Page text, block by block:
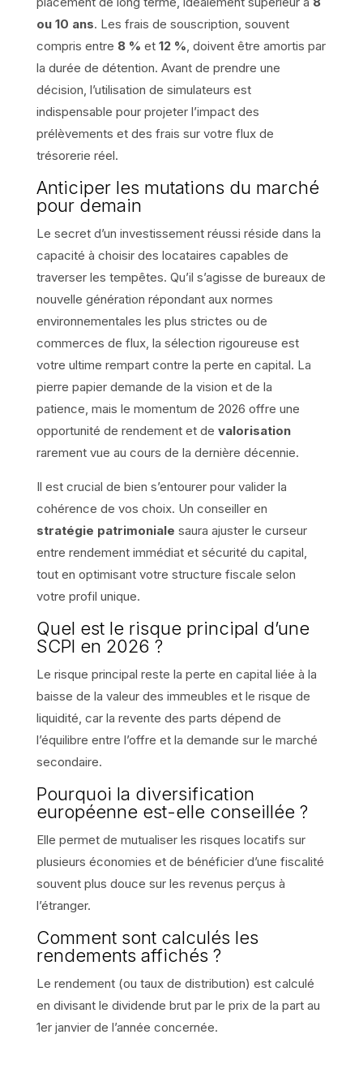
ou 10 ans. Les frais de souscription, souvent
compris entre 8 % et 12 % , doivent être amortis par
la durée de détention. Avant de prendre une
décision, l’utilisation de simulateurs est
indispensable pour projeter l’impact des
prélèvements et des frais sur votre flux de
trésorerie réel.
Anticiper les mutations du marché
pour demain
Le secret d’un investissement réussi réside dans la
capacité à choisir des locataires capables de
traverser les tempêtes. Qu’il s’agisse de bureaux de
nouvelle génération répondant aux normes
environnementales les plus strictes ou de
commerces de flux, la sélection rigoureuse est
votre ultime rempart contre la perte en capital. La
pierre papier demande de la vision et de la
patience, mais le momentum de 2026 offre une
opportunité de rendement et de valorisation
rarement vue au cours de la dernière décennie.
Il est crucial de bien s’entourer pour valider la
cohérence de vos choix. Un conseiller en
stratégie patrimoniale saura ajuster le curseur
entre rendement immédiat et sécurité du capital,
tout en optimisant votre structure fiscale selon
votre profil unique.
Quel est le risque principal d’une
SCPI en 2026 ?
Le risque principal reste la perte en capital liée à la
baisse de la valeur des immeubles et le risque de
liquidité, car la revente des parts dépend de
l’équilibre entre l’offre et la demande sur le marché
secondaire.
Pourquoi la diversification
européenne est-elle conseillée ?
Elle permet de mutualiser les risques locatifs sur
plusieurs économies et de bénéficier d’une fiscalité
souvent plus douce sur les revenus perçus à
l’étranger.
Comment sont calculés les
rendements affichés ?
Le rendement (ou taux de distribution) est calculé
en divisant le dividende brut par le prix de la part au
1er janvier de l’année concernée.